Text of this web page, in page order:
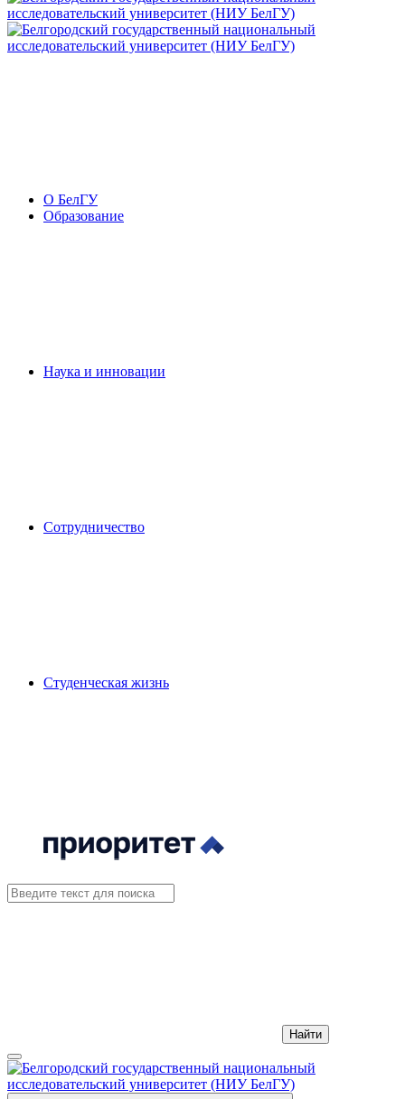
О БелГУ
Образование
Наука и инновации
Сотрудничество
Студенческая жизнь
Найти